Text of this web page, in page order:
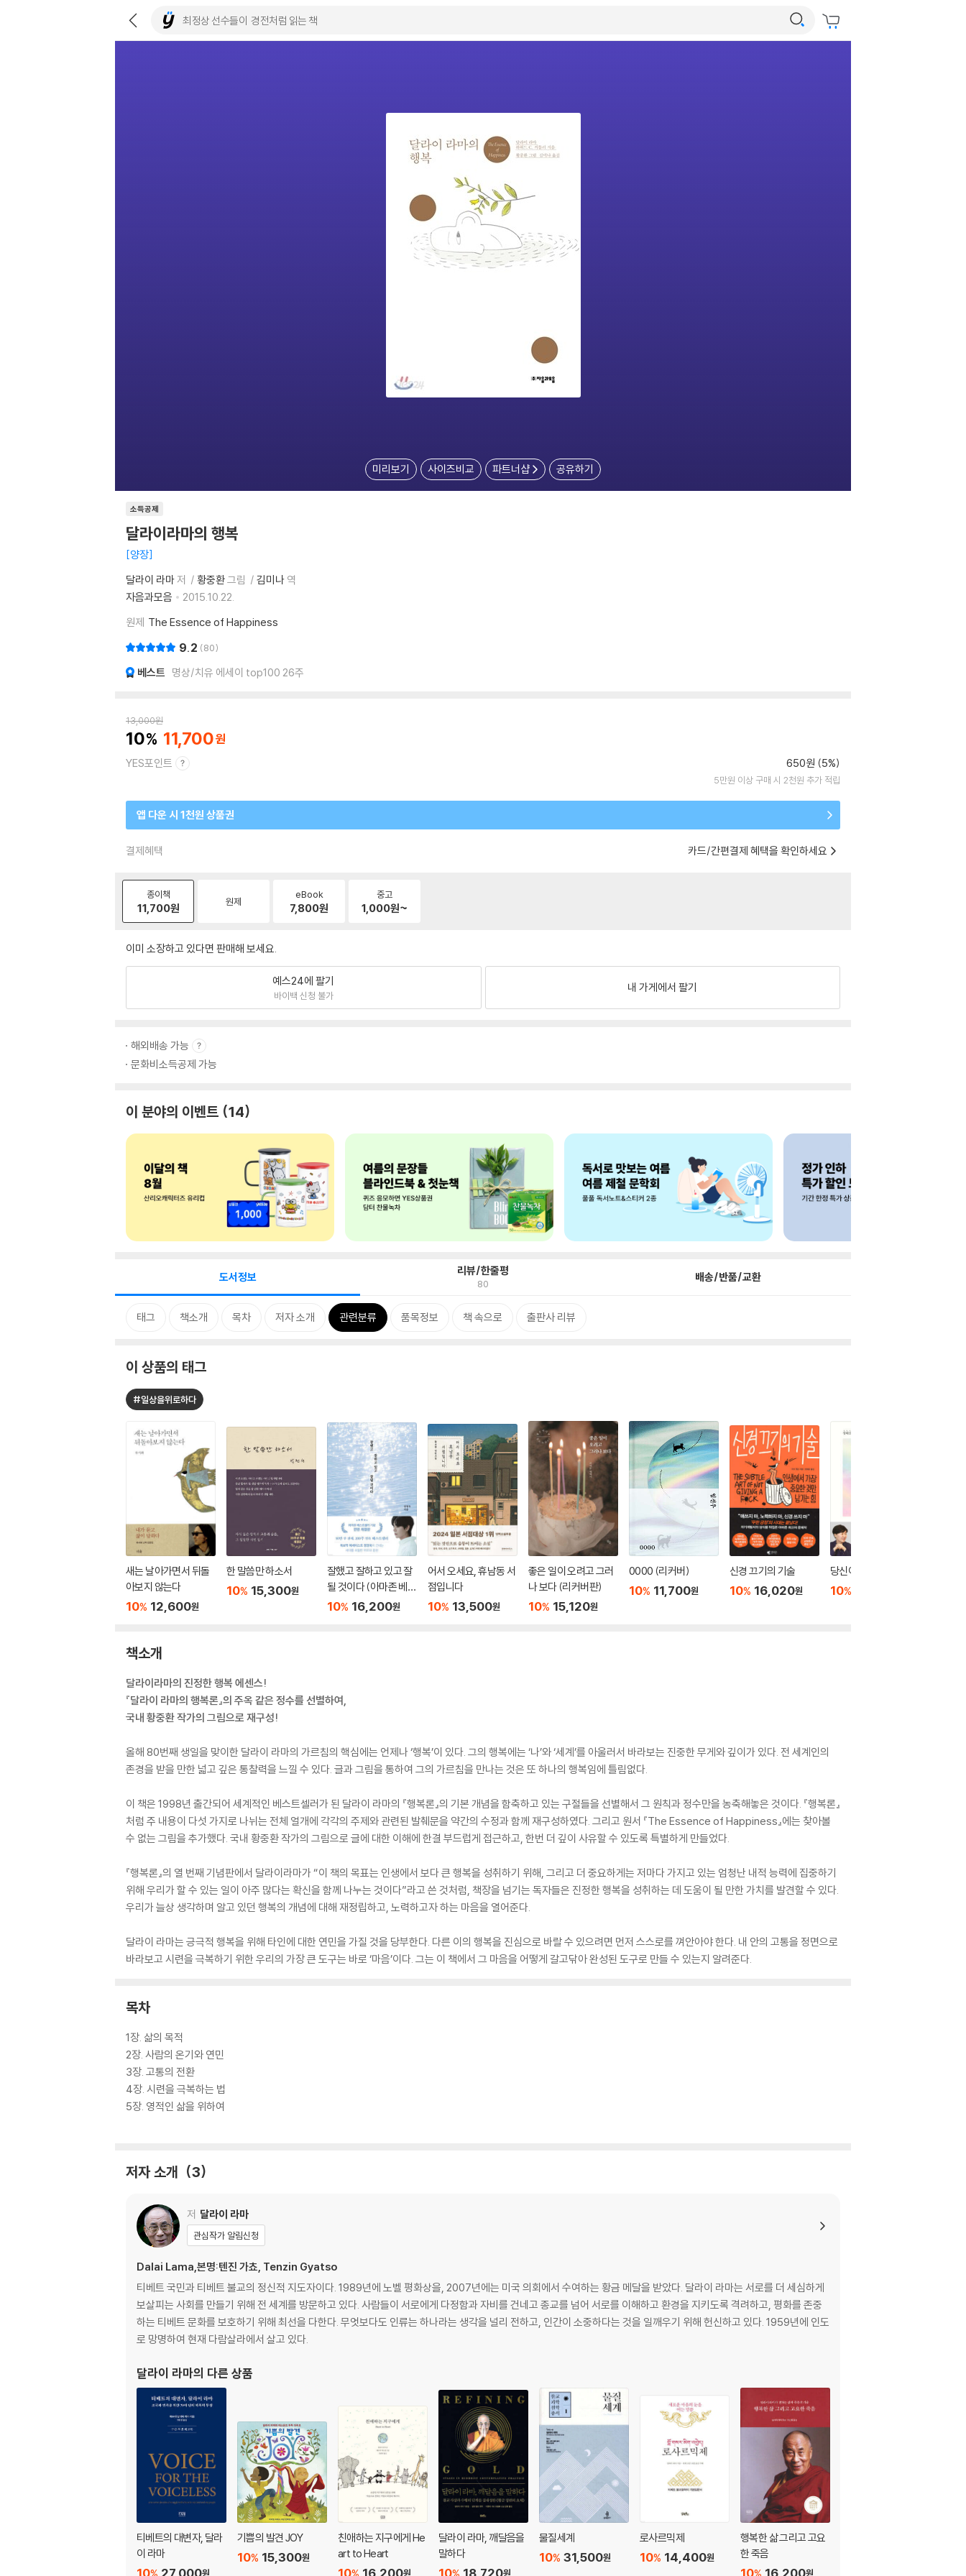
미리보기 사이즈비교 파트너샵 공유하기
소득공제
달라이라마의 행복
양장
달라이 라마저 황중환그림 김미나 역
자음과모음
2015.10.22.
원제 The Essence of Happiness
9.2 80
베스트 명상/치유 에세이 top100 26주
13,000원
10 11,700
YES포인트 650원 (5%)
5만원 이상 구매 시 2천원 추가 적립
앱 다운 시 1천원 상품권
결제혜택 카드/간편결제 혜택을 확인하세요
종이책
11,700원 원제
eBook
7,800원
중고
1,000원~
이미 소장하고 있다면 판매해 보세요.
예스24에 팔기
바이백 신청 불가
내 가게에서 팔기
해외배송 가능
문화비소득공제 가능
이 분야의 이벤트 14
도서정보 리뷰/한줄평
80 배송/반품/교환
태그 책소개 목차 저자 소개 관련분류 품목정보 책 속으로 출판사 리뷰
이 상품의 태그
#일상을위로하다
새는 날아가면서 뒤돌
아보지 않는다
10% 12,600원
한 말씀만 하소서
10% 15,300원
잘했고 잘하고 있고 잘
될 것이다 (아마존 베스
트셀러 기념 전면 개정
10% 16,200원
어서 오세요, 휴남동 서
점입니다
10% 13,500원
좋은 일이 오려고 그러
나 보다 (리커버판)
10% 15,120원
0000 (리커버)
10% 11,700원
신경 끄기의 기술
10% 16,020원
당신이 옳다
10%
책소개
달라이라마의 진정한 행복 에센스!
『달라이 라마의 행복론』의 주옥 같은 정수를 선별하여,
국내 황중환 작가의 그림으로 재구성!
올해 80번째 생일을 맞이한 달라이 라마의 가르침의 핵심에는 언제나 ‘행복’이 있다. 그의 행복에는 ‘나’와 ‘세계’를 아울러서 바라보는 진중한 무게와 깊이가 있다. 전 세계인의
존경을 받을 만한 넓고 깊은 통찰력을 느낄 수 있다. 글과 그림을 통하여 그의 가르침을 만나는 것은 또 하나의 행복임에 틀림없다.
이 책은 1998년 출간되어 세계적인 베스트셀러가 된 달라이 라마의 『행복론』의 기본 개념을 함축하고 있는 구절들을 선별해서 그 원칙과 정수만을 농축해놓은 것이다. 『행복론』
처럼 주 내용이 다섯 가지로 나뉘는 전체 얼개에 각각의 주제와 관련된 발췌문을 약간의 수정과 함께 재구성하였다. 그리고 원서 『The Essence of Happiness』에는 찾아볼
수 없는 그림을 추가했다. 국내 황중환 작가의 그림으로 글에 대한 이해에 한결 부드럽게 접근하고, 한번 더 깊이 사유할 수 있도록 특별하게 만들었다.
『행복론』의 열 번째 기념판에서 달라이라마가 “이 책의 목표는 인생에서 보다 큰 행복을 성취하기 위해, 그리고 더 중요하게는 저마다 가지고 있는 엄청난 내적 능력에 집중하기
위해 우리가 할 수 있는 일이 아주 많다는 확신을 함께 나누는 것이다”라고 쓴 것처럼, 책장을 넘기는 독자들은 진정한 행복을 성취하는 데 도움이 될 만한 가치를 발견할 수 있다.
우리가 늘상 생각하며 알고 있던 행복의 개념에 대해 재정립하고, 노력하고자 하는 마음을 열어준다.
달라이 라마는 긍극적 행복을 위해 타인에 대한 연민을 가질 것을 당부한다. 다른 이의 행복을 진심으로 바랄 수 있으려면 먼저 스스로를 껴안아야 한다. 내 안의 고통을 정면으로
바라보고 시련을 극복하기 위한 우리의 가장 큰 도구는 바로 ‘마음’이다. 그는 이 책에서 그 마음을 어떻게 갈고닦아 완성된 도구로 만들 수 있는지 알려준다.
목차
1장. 삶의 목적
2장. 사람의 온기와 연민
3장. 고통의 전환
4장. 시련을 극복하는 법
5장. 영적인 삶을 위하여
저자 소개 3
저 달라이 라마
관심작가 알림신청
Dalai Lama,본명:텐진 가쵸, Tenzin Gyatso
티베트 국민과 티베트 불교의 정신적 지도자이다. 1989년에 노벨 평화상을, 2007년에는 미국 의회에서 수여하는 황금 메달을 받았다. 달라이 라마는 서로를 더 세심하게
보살피는 사회를 만들기 위해 전 세계를 방문하고 있다. 사람들이 서로에게 다정함과 자비를 건네고 종교를 넘어 서로를 이해하고 환경을 지키도록 격려하고, 평화를 존중
하는 티베트 문화를 보호하기 위해 최선을 다한다. 무엇보다도 인류는 하나라는 생각을 널리 전하고, 인간이 소중하다는 것을 일깨우기 위해 헌신하고 있다. 1959년에 인도
로 망명하여 현재 다람살라에서 살고 있다.
달라이 라마의 다른 상품
티베트의 대변자, 달라
이 라마
27,000원
10
기쁨의 발견 JOY
15,300원
10%
친애하는 지구에게 He
art to Heart
16,200원
10
달라이 라마, 깨달음을
말하다
18,720원
10
물질세계
31,500원
10%
로사르믹제
14,400원
10%
행복한 삶 그리고 고요
한 죽음
16,200원
10